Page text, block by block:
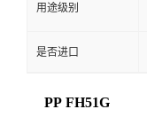
用途级别
是否进口
PP FH51G